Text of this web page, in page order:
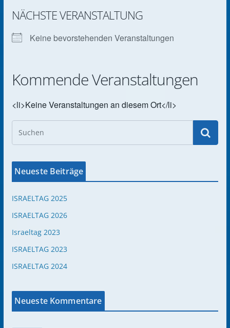
NÄCHSTE VERANSTALTUNG
Keine bevorstehenden Veranstaltungen
Kommende Veranstaltungen
<li>Keine Veranstaltungen an diesem Ort</li>
Neueste Beiträge
ISRAELTAG 2025
ISRAELTAG 2026
Israeltag 2023
ISRAELTAG 2023
ISRAELTAG 2024
Neueste Kommentare